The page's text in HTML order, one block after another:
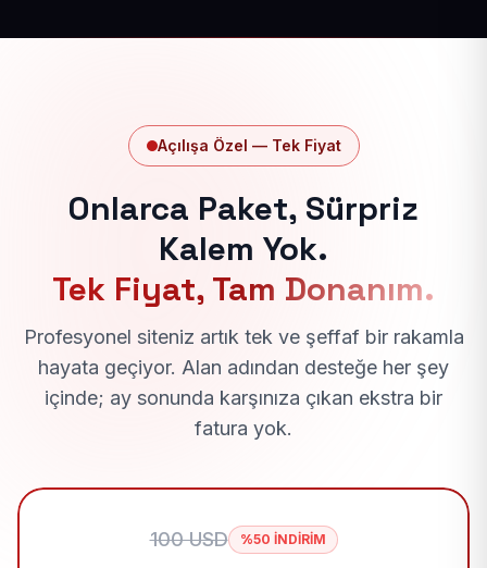
Açılışa Özel — Tek Fiyat
Onlarca Paket, Sürpriz
Kalem Yok.
Tek Fiyat, Tam Donanım.
Profesyonel siteniz artık tek ve şeffaf bir rakamla
hayata geçiyor. Alan adından desteğe her şey
içinde; ay sonunda karşınıza çıkan ekstra bir
fatura yok.
100 USD %50 İNDİRİM